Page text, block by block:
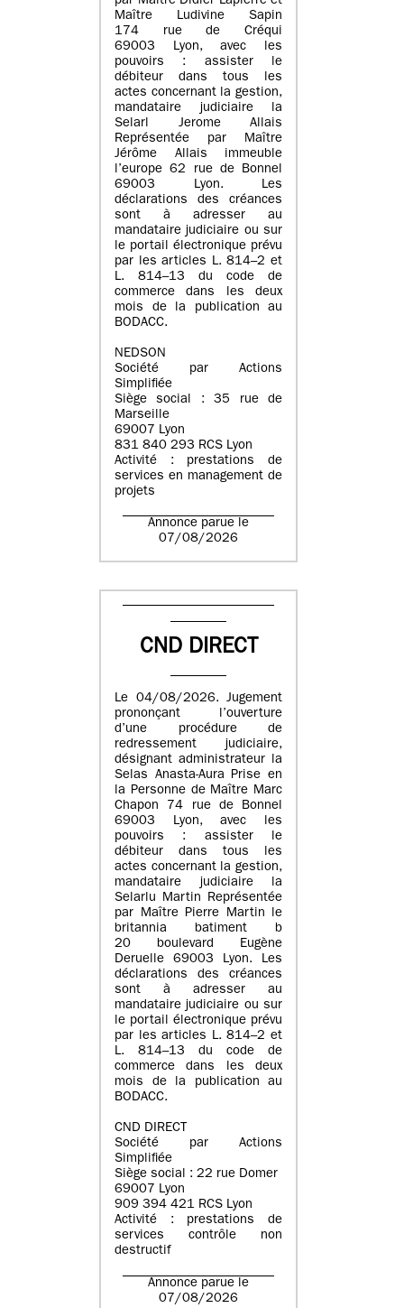
Maître Ludivine Sapin
174 rue de Créqui
69003 Lyon, avec les
pouvoirs : assister le
débiteur dans tous les
actes concernant la gestion,
mandataire judiciaire la
Selarl Jerome Allais
Représentée par Maître
Jérôme Allais immeuble
l’europe 62 rue de Bonnel
69003 Lyon. Les
déclarations des créances
sont à adresser au
mandataire judiciaire ou sur
le portail électronique prévu
par les articles L. 814–2 et
L. 814–13 du code de
commerce dans les deux
mois de la publication au
BODACC.
NEDSON
Société par Actions
Simplifiée
Siège social : 35 rue de
Marseille
69007 Lyon
831 840 293 RCS Lyon
Activité : prestations de
services en management de
projets
Annonce parue le
07/08/2026
CND DIRECT
Le 04/08/2026. Jugement
prononçant l’ouverture
d’une procédure de
redressement judiciaire,
désignant administrateur la
Selas Anasta-Aura Prise en
la Personne de Maître Marc
Chapon 74 rue de Bonnel
69003 Lyon, avec les
pouvoirs : assister le
débiteur dans tous les
actes concernant la gestion,
mandataire judiciaire la
Selarlu Martin Représentée
par Maître Pierre Martin le
britannia batiment b
20 boulevard Eugène
Deruelle 69003 Lyon. Les
déclarations des créances
sont à adresser au
mandataire judiciaire ou sur
le portail électronique prévu
par les articles L. 814–2 et
L. 814–13 du code de
commerce dans les deux
mois de la publication au
BODACC.
CND DIRECT
Société par Actions
Simplifiée
Siège social : 22 rue Domer
69007 Lyon
909 394 421 RCS Lyon
Activité : prestations de
services contrôle non
destructif
Annonce parue le
07/08/2026